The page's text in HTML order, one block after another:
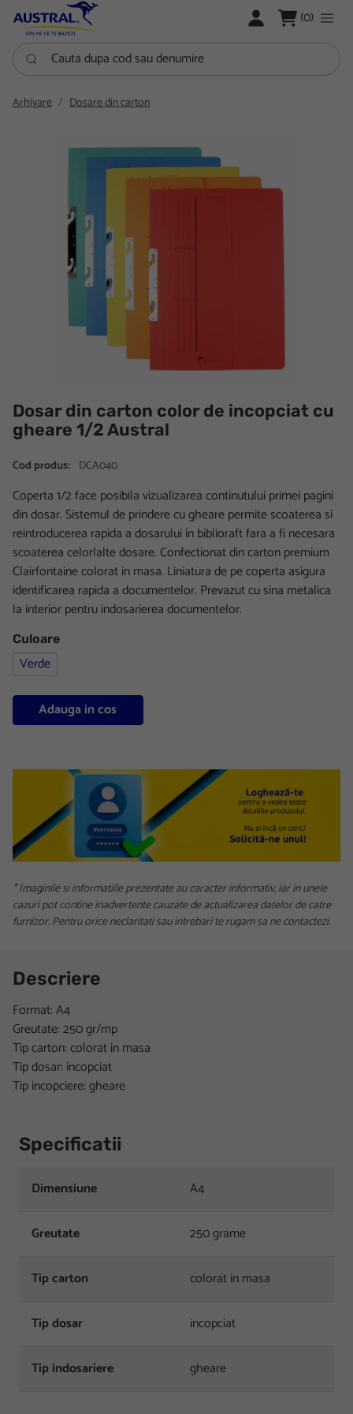
LOGARE (0)
Cauta dupa cod sau denumire
Arhivare Dosare din carton
Dosar din carton color de incopciat cu
gheare 1/2 Austral
Cod produs: DCA040
Coperta 1/2 face posibila vizualizarea continutului primei pagini
din dosar. Sistemul de prindere cu gheare permite scoaterea si
reintroducerea rapida a dosarului in biblioraft fara a fi necesara
scoaterea celorlalte dosare. Confectionat din carton premium
Clairfontaine colorat in masa. Liniatura de pe coperta asigura
identificarea rapida a documentelor. Prevazut cu sina metalica
la interior pentru indosarierea documentelor.
Culoare
Verde
Adauga in cos
* Imaginile si informatiile prezentate au caracter informativ, iar in unele
cazuri pot contine inadvertente cauzate de actualizarea datelor de catre
furnizor. Pentru orice neclaritati sau intrebari te rugam sa ne contactezi.
Descriere
Format: A4
Greutate: 250 gr/mp
Tip carton: colorat in masa
Tip dosar: incopciat
Tip incopciere: gheare
Specificatii
Dimensiune A4
Greutate 250 grame
Tip carton colorat in masa
Tip dosar incopciat
Tip indosariere gheare